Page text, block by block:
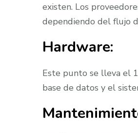
existen. Los
dependiendo del flujo
Hardware:
Este punto se lleva el
base de datos y el